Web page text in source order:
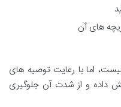
های آن
اما با رعایت توصیه های
داده و از شدت آن جلوگیری